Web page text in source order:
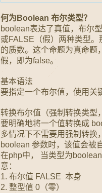
何为Boolean 布尔类型？
boolean表达了真值，布尔
或FALSE（假）两种类型
的质数。这个命题为真命题
假，即为false。
基本语法
要指定一个布尔值，使用关
转换布尔值（强制转换类型
要明确地将一个值转换成
多情况下不需要用强制转换
boolean 参数时，该值会被
在php中， 当类型为
意：
1. 布尔值 FALSE 本身
2. 整型值 0（零）